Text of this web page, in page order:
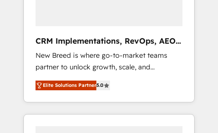
deployment of Breeze AI and custom agents
to automate growth. 🏆 Elite Excellence - 8
platform accreditations and deep HIPAA-
compliance expertise. - A team of 250+
experts dedicated to your resilient growth.
CRM Implementations, RevOps, AEO
+ Web, Demand Gen
New Breed is where go-to-market teams
partner to unlock growth, scale, and
transformation. We help companies activate
HubSpot’s AI-powered customer platform
and operationalize HubSpot’s Loop
Marketing framework through expert-led
Elite Solutions Partner5.0